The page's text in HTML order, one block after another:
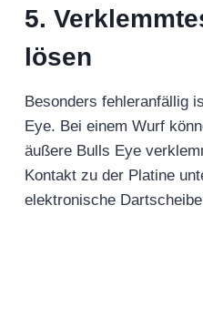
5.
lösen
Besonders fehleranfällig
Eye. Bei einem Wurf
äußere Bulls Eye
Kontakt zu der Platine
elektronische